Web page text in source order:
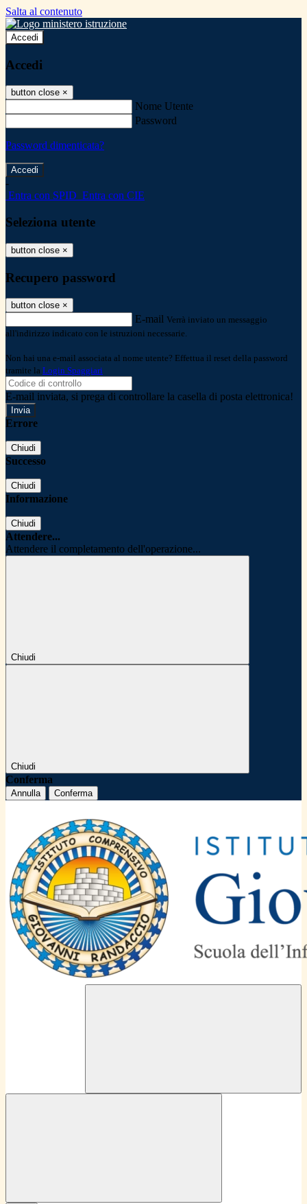
Salta al contenuto
Accedi
Accedi
button close ×
Nome Utente
Password
Password dimenticata?
-
Entra con SPID Entra con CIE
Seleziona utente
button close ×
Recupero password
button close ×
E-mail Verrà inviato un messaggio
all'indirizzo indicato con le istruzioni necessarie.
Non hai una e-mail associata al nome utente? Effettua il reset della password
tramite la Login Spaggiari
E-mail inviata, si prega di controllare la casella di posta elettronica!
Errore
Chiudi
Successo
Chiudi
Informazione
Chiudi
Attendere...
Attendere il completamento dell'operazione...
Chiudi
Chiudi
Conferma
Annulla Conferma